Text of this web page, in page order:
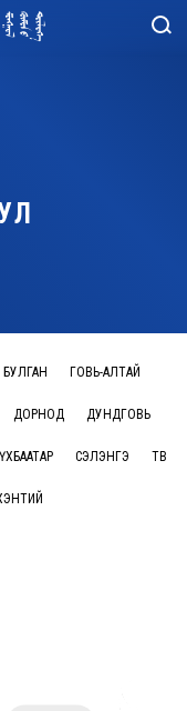
БУЛГАН ГОВЬ-АЛТАЙ
ДОРНОД ДУНДГОВЬ
СЭЛЭНГЭ ТӨВ